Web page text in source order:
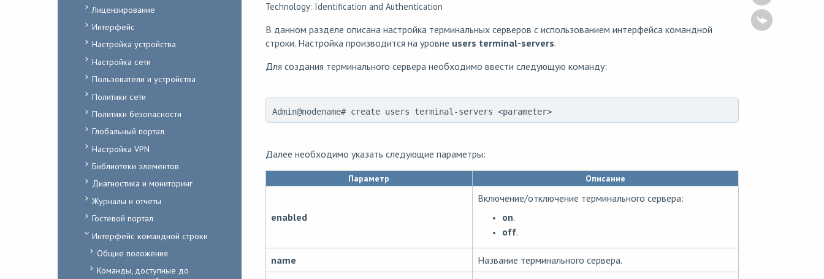
Лицензирование
Интерфейс
Настройка устройства
Настройка сети
Пользователи и устройства
Политики сети
Политики безопасности
Глобальный портал
Настройка VPN
Библиотеки элементов
Диагностика и мониторинг
Журналы и отчеты
Гостевой портал
Интерфейс командной строки
Общие положения
Команды, доступные до
Technology: Identification and Authentication
В данном разделе описана настройка терминальных серверов с использованием интерфейса командной
строки. Настройка производится на уровне users terminal-servers.
Для создания терминального сервера необходимо ввести следующую команду:
Admin@nodename# create users terminal-servers <parameter>
Далее необходимо указать следующие параметры:
Параметр Описание
enabled
Включение/отключение терминального сервера:
on.
off.
name
Название терминального сервера.